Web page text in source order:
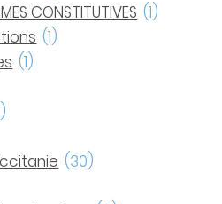
CONSTITUTIVES (1)
(1)
(1)
(30)